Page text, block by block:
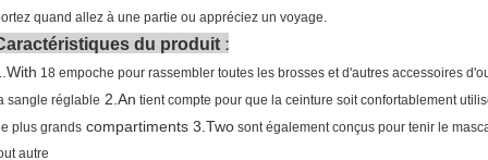
quand allez à une partie ou appréciez un voyage.
du produit :
18 empoche pour rassembler toutes les brosses et d'autres accessoires
sangle réglable 2.An tient compte pour que la ceinture soit confortablement
plus grands compartiments 3.Two sont également conçus pour tenir le
autre